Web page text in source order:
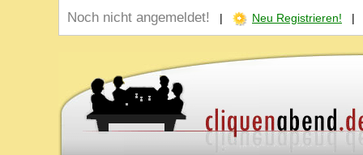
Noch nicht angemeldet! | Neu Registrieren!